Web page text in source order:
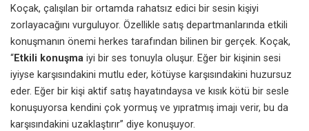
Koçak, çalışılan bir ortamda rahatsız edici bir sesin kişiyi
zorlayacağını vurguluyor. Özellikle satış departmanlarında etkili
konuşmanın önemi herkes tarafından bilinen bir gerçek. Koçak,
“Etkili konuşma iyi bir ses tonuyla oluşur. Eğer bir kişinin sesi
iyiyse karşısındakini mutlu eder, kötüyse karşısındakini huzursuz
eder. Eğer bir kişi aktif satış hayatındaysa ve kısık kötü bir sesle
konuşuyorsa kendini çok yormuş ve yıpratmış imajı verir, bu da
karşısındakini uzaklaştırır” diye konuşuyor.